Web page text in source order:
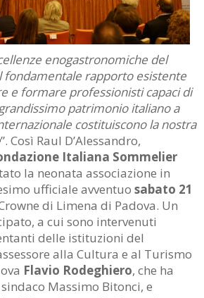
enogastronomiche del
fondamentale rapporto esistente
e formare professionisti capaci di
patrimonio italiano a
costituiscono la nostra
”. Così Raul D’Alessandro,
Italiana Sommelier
la neonata associazione in
ufficiale avventuo sabato 21
di Limena di Padova. Un
a cui sono intervenuti
delle istituzioni del
alla Cultura e al Turismo
Flavio Rodeghiero, che ha
Massimo Bitonci, e